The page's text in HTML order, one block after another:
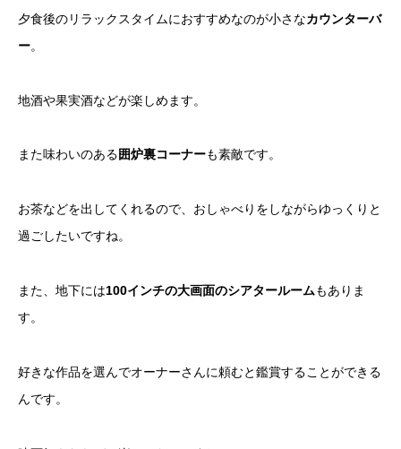
夕食後のリラックスタイムにおすすめなのが小さなカウンターバ
ー。
地酒や果実酒などが楽しめます。
また味わいのある囲炉裏コーナーも素敵です。
お茶などを出してくれるので、おしゃべりをしながらゆっくりと
過ごしたいですね。
また、地下には100インチの大画面のシアタールームもありま
す。
好きな作品を選んでオーナーさんに頼むと鑑賞することができる
んです。